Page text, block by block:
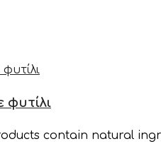
contain natural